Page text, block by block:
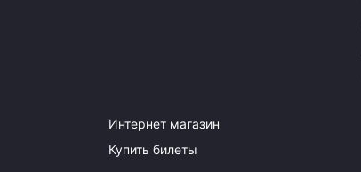
Интернет магазин
Купить билеты